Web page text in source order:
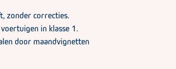
zonder correcties.
in klasse 1.
door maandvignetten